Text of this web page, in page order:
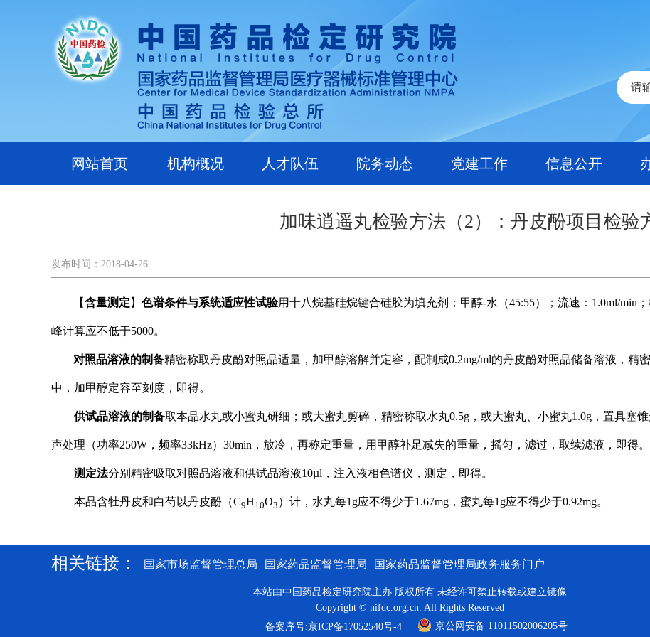
网站首页 机构概况 人才队伍 院务动态 党建工作 信息公开
加味逍遥丸检验方法（2）：丹皮酚项目检验
发布时间：2018-04-26
【含量测定 】 色谱条件与系统适应性试验用十八烷基硅烷键合硅胶为填充剂；甲醇-水（45:55）；流速：1.0ml/min
峰计算应不低于5000。
对照品溶液的制备精密称取丹皮酚对照品适量，加甲醇溶解并定容，配制成0.2mg/ml的丹皮酚对照品储备溶液，精
中，加甲醇定容至刻度，即得。
供试品溶液的制备取本品水丸或小蜜丸研细；或大蜜丸剪碎，精密称取水丸0.5g，或大蜜丸、小蜜丸1.0g，置具塞
声处理（功率250W，频率33kHz）30min，放冷，再称定重量，用甲醇补足减失的重量，摇匀，滤过，取续滤液，即得。
测定法分别精密吸取对照品溶液和供试品溶液10µl，注入液相色谱仪，测定，即得。
本品含牡丹皮和白芍以丹皮酚（C9H10O3 ）计，水丸每1g应不得少于1.67mg，蜜丸每1g应不得少于0.92mg。
相关链接： 国家市场监督管理总局 国家药品监督管理局 国家药品监督管理局政务服务门户
本站由中国药品检定研究院主办 版权所有 未经许可禁止转载或建立镜像
Copyright © nifdc.org.cn. All Rights Reserved
备案序号:京ICP备17052540号-4
京公网安备 11011502006205号